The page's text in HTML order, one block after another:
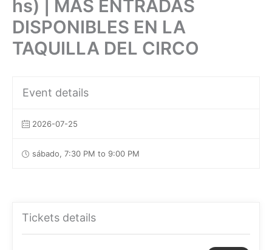
hs) | MÁS ENTRADAS
DISPONIBLES EN LA
TAQUILLA DEL CIRCO
Event details
2026-07-25
sábado, 7:30 PM to 9:00 PM
Tickets details